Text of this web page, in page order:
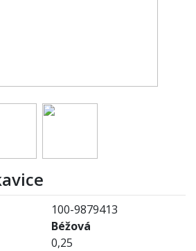
100-9879413
Béžová
0,25